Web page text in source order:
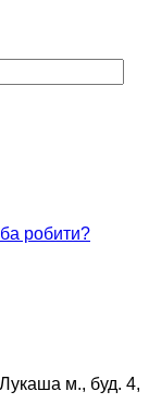
робити?
м., буд. 4,